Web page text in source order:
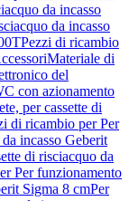
da incasso
da incasso
Pezzi di ricambio
Materiale di
del
con azionamento
per cassette di
di ricambio per Per
incasso Geberit
di risciacquo da
Per funzionamento
Sigma 8 cmPer